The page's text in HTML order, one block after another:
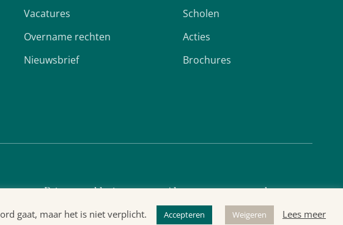
Vacatures
Overname rechten
Nieuwsbrief
Scholen
Acties
Brochures
Privacyverklaring Algemene voorwaarden
gaat, maar het is niet verplicht. Accepteren Weigeren Lees meer